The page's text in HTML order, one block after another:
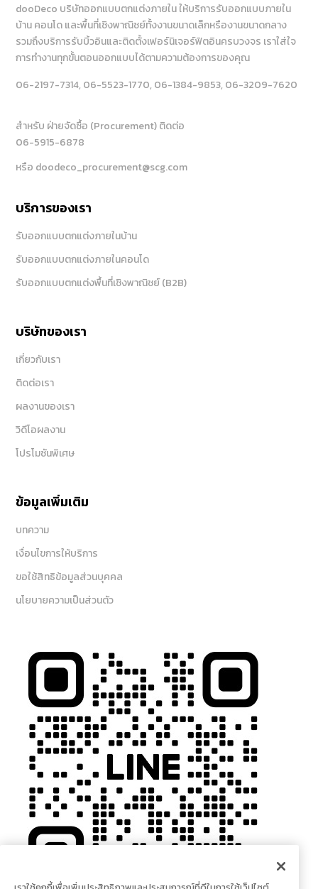
dooDeco บริษัทออกแบบตกแต่งภายใน ให้บริการรับออกแบบภายใน
บ้าน คอนโด และพื้นที่เชิงพาณิชย์ทั้งงานขนาดเล็กหรืองานขนาดกลาง
รวมถึงบริการรับบิ้วอินและติดตั้งเฟอร์นิเจอร์ฟิตอินครบวงจร เราใส่ใจ
การทำงานทุกขั้นตอนออกแบบได้ตามความต้องการของคุณ
06-2197-7314, 06-5523-1770, 06-1384-9853, 06-3209-7620
สำหรับ ฝ่ายจัดซื้อ (Procurement) ติดต่อ
06-5915-6878
หรือ doodeco_procurement@scg.com
บริการของเรา
รับออกแบบตกแต่งภายในบ้าน
รับออกแบบตกแต่งภายในคอนโด
รับออกแบบตกแต่งพื้นที่เชิงพาณิชย์ (B2B)
บริษัทของเรา
เกี่ยวกับเรา
ติดต่อเรา
ผลงานของเรา
วิดีโอผลงาน
โปรโมชันพิเศษ
ข้อมูลเพิ่มเติม
บทความ
เงื่อนไขการให้บริการ
ขอใช้สิทธิข้อมูลส่วนบุคคล
นโยบายความเป็นส่วนตัว